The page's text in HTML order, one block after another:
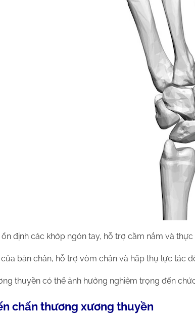
định các khớp ngón tay, hỗ trợ cầm nắm và
bàn chân, hỗ trợ vòm chân và hấp thụ lực tác
thuyền có thể ảnh hưởng nghiêm trọng đến
chấn thương xương thuyền